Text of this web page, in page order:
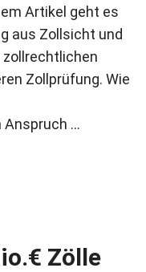
Artikel geht es
aus Zollsicht und
zollrechtlichen
Zollprüfung. Wie
Anspruch …
Zölle